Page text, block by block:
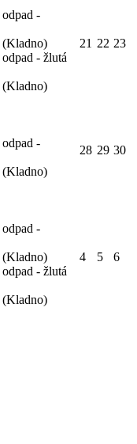
-
- žlutá
21 22 23
-
28 29 30
-
- žlutá
4 5 6